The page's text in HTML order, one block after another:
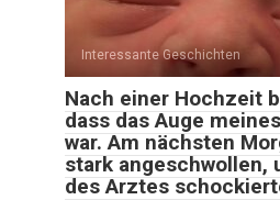
Interessante Geschichten
Nach einer Hochzeit
dass das Auge
war. Am nächsten
stark angeschwollen,
des Arztes